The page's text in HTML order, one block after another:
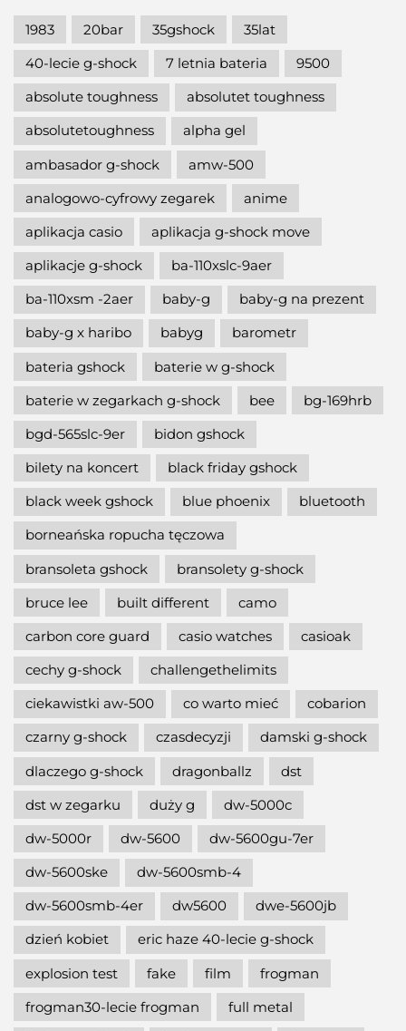
1983 20bar 35gshock
35lat
40-lecie g-shock
7 letnia bateria
9500
absolute toughness
absolutet toughness
absolutetoughness
alpha gel
ambasador g-shock
amw-500
analogowo-cyfrowy zegarek
anime
aplikacja casio
aplikacja g-shock move
aplikacje g-shock
ba-110xslc-9aer
ba-110xsm -2aer
baby-g
baby-g na prezent
baby-g x haribo
babyg
barometr
bateria gshock
baterie w g-shock
baterie w zegarkach g-shock
bee
bg-169hrb
bgd-565slc-9er
bidon gshock
bilety na koncert
black friday gshock
black week gshock
blue phoenix
bluetooth
borneańska ropucha tęczowa
bransoleta gshock
bransolety g-shock
bruce lee
built different
camo
carbon core guard
casio watches
casioak
cechy g-shock
challengethelimits
ciekawistki aw-500
co warto mieć
cobarion
czarny g-shock
czasdecyzji
damski g-shock
dlaczego g-shock
dragonballz
dst
dst w zegarku
duży g
dw-5000c
dw-5000r
dw-5600
dw-5600gu-7er
dw-5600ske
dw-5600smb-4
dw-5600smb-4er
dw5600
dwe-5600jb
dzień kobiet
eric haze 40-lecie g-shock
explosion test
fake film
frogman
frogman30-lecie frogman
full metal